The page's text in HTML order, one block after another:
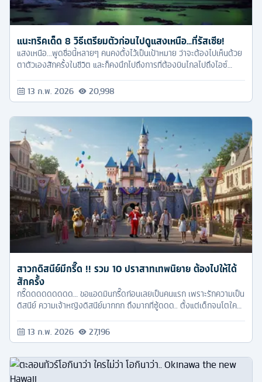
แนะทริคเด็ด 8 วิธีเตรียมตัวก่อนไปดูแสงเหนือ...ที่รัสเซีย!
แสงเหนือ...พูดชื่อนี้หลายๆ คนคงตั้งไว้เป็นเป้าหมาย ว่าจะต้องไปเห็นด้วย
ตาตัวเองสักครั้งในชีวิต และก็คงนึกไปถึงการที่ต้องบินไกลไปถึงไอซ์
ใกล้กว่า และถูกกว่าไอซ์แลนด์ แถมยังไม่ต้องขอวีซ่าอีก นั่นก็คือ ประเทศ
รัสเซีย นั่นเอง
13 ก.พ. 2026 20,998
สาวกดิสนีย์มีกรี๊ด !! รวม 10 ปราสาทเทพนิยาย ต้องไปให้ได้
สักครั้ง
กรี๊ดดดดดดดดด… ขอแอดมินกรี๊ดก่อนเลยเป็นคนแรก เพราะรักความเป็น
ดิสนีย์ ความเจ้าหญิงดิสนีย์มากกก ถึงมากที่ซู้ดดด.. ตั้งแต่เด็กจนโตใคร
เอง แล้วเด็กน้อยอย่างเราก็จะมโนไปว่า อยากจะมีปราสาทแบบนี้บ้างอะไร
บ้าง
13 ก.พ. 2026 27,196